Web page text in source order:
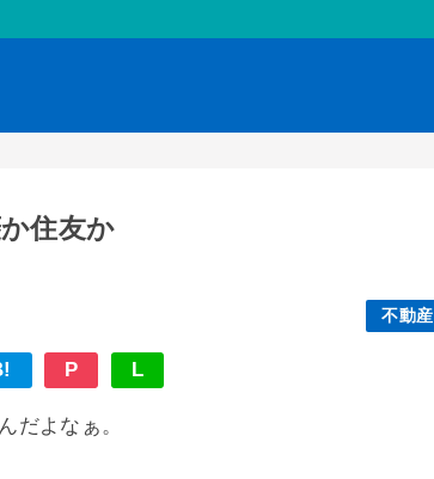
住友か
不動産
P L
だよなぁ。